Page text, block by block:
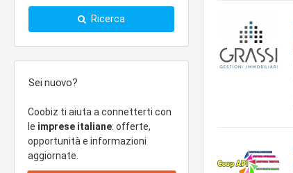
Ricerca
Sei nuovo?
Coobiz ti aiuta a connetterti con
le imprese italiane: offerte,
opportunità e informazioni
aggiornate.